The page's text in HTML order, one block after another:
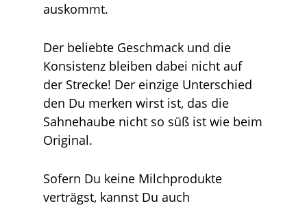
auskommt.
Der beliebte Geschmack und die
Konsistenz bleiben dabei nicht auf
der Strecke! Der einzige Unterschied
den Du merken wirst ist, das die
Sahnehaube nicht so süß ist wie beim
Original.
Sofern Du keine Milchprodukte
verträgst, kannst Du auch